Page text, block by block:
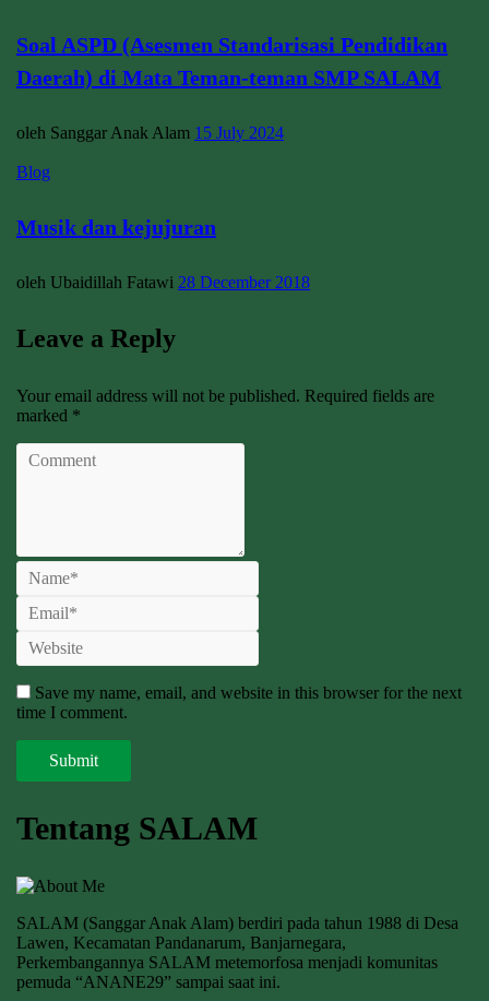
Soal ASPD (Asesmen Standarisasi Pendidikan
Daerah) di Mata Teman-teman SMP SALAM
oleh Sanggar Anak Alam 15 July 2024
Blog
Musik dan kejujuran
oleh Ubaidillah Fatawi 28 December 2018
Leave a Reply
Your email address will not be published. Required fields are
marked *
Save my name, email, and website in this browser for the next
time I comment.
Tentang SALAM
SALAM (Sanggar Anak Alam) berdiri pada tahun 1988 di Desa
Lawen, Kecamatan Pandanarum, Banjarnegara,
Perkembangannya SALAM metemorfosa menjadi komunitas
pemuda “ANANE29” sampai saat ini.